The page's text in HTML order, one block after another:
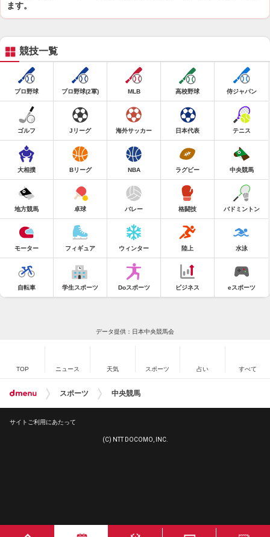
ます。
競技一覧
プロ野球 プロ野球(2軍) MLB 高校野球 侍ジャパン
ゴルフ Jリーグ 海外サッカー 日本代表 テニス
大相撲 Bリーグ NBA ラグビー 中央競馬
地方競馬 卓球 バレー 格闘技 バドミントン
モーター フィギュア ウィンター 陸上 水泳
自転車 学生スポーツ Doスポーツ ビジネス eスポーツ
データ提供：日本中央競馬会
TOP ニュース 天気 スポーツ 占い すべて
スポーツ 中央競馬
サイトご利用にあたって
(C) NTT DOCOMO, INC.